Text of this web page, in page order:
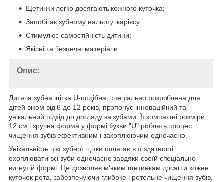
Щетинки легко досягають кожного куточка;
Запобігає зубному нальоту, карієсу;
Стимулює самостійність дитини;
Якісні та безпечні матеріали
Опис:
Дитяча зубна щітка U-подібна, спеціально розроблена для
дітей віком від 6 до 12 років, пропонує інноваційний та
унікальний підхід до догляду за зубами. Її компактні розміри
12 см і зручна форма у формі букви "U" роблять процес
чищення зубів ефективним і захоплюючим одночасно.
Унікальність цієї зубної щітки полягає в її здатності
охоплювати всі зуби одночасно завдяки своїй спеціально
вигнутій формі. Це дозволяє м'яким щетинкам досягти кожен
куточок рота, забезпечуючи глибоке і ретельне чищення зубів,